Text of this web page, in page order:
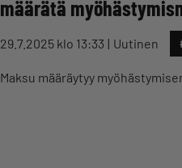
määrätä
29.7.2025 klo 13:33 Uutinen
Maksu määräytyy